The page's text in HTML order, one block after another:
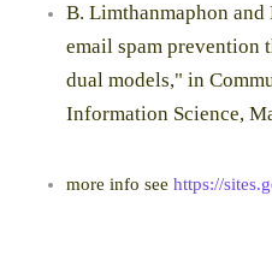
B. Limthanmaphon and
email spam prevention
dual models," in
Information Science,
more info see https://